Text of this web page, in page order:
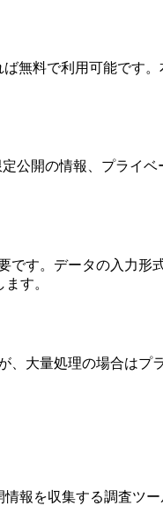
無料で利用可能です
公開の情報、プライ
す。データの入力形
す。
、大量処理の場合はプ
報を収集する調査ツー